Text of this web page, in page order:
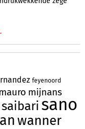
feyenoord
mijnans
saibari sano
wanner